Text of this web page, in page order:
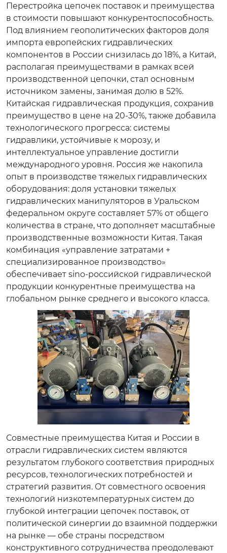
Перестройка цепочек поставок и преимущества
в стоимости повышают конкурентоспособность.
Под влиянием геополитических факторов доля
импорта европейских гидравлических
компонентов в России снизилась до 18%, а Китай,
располагая преимуществами в рамках всей
производственной цепочки, стал основным
источником замены, занимая долю в 52%.
Китайская гидравлическая продукция, сохранив
преимущество в цене на 20-30%, также добавила
технологического прогресса: системы
гидравлики, устойчивые к морозу, и
интеллектуальное управление достигли
международного уровня. Россия же накопила
опыт в производстве тяжелых гидравлических
оборудования: доля установки тяжелых
гидравлических манипуляторов в Уральском
федеральном округе составляет 57% от общего
количества в стране, что дополняет масштабные
производственные возможности Китая. Такая
комбинация «управление затратами +
специализированное производство»
обеспечивает sino-российской гидравлической
продукции конкурентные преимущества на
глобальном рынке среднего и высокого класса.
Совместные преимущества Китая и России в
отрасли гидравлических систем являются
результатом глубокого соответствия природных
ресурсов, технологических потребностей и
стратегий развития. От совместного освоения
технологий низкотемпературных систем до
глубокой интеграции цепочек поставок, от
политической синергии до взаимной поддержки
на рынке — обе страны посредством
конструктивного сотрудничества преодолевают